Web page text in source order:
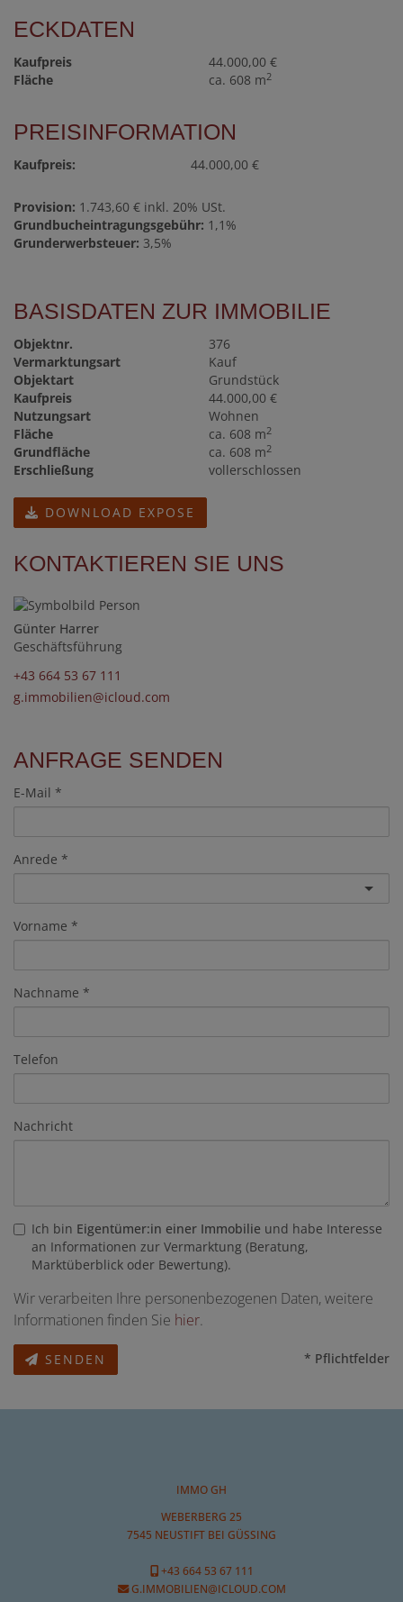
ECKDATEN
Kaufpreis
44.000,00 €
Fläche
ca. 608 m2
PREISINFORMATION
Kaufpreis: 44.000,00 €
Provision: 1.743,60 € inkl. 20% USt.
Grundbucheintragungsgebühr: 1,1%
Grunderwerbsteuer: 3,5%
BASISDATEN ZUR IMMOBILIE
Objektnr.
376
Vermarktungsart
Kauf
Objektart
Grundstück
Kaufpreis
44.000,00 €
Nutzungsart
Wohnen
Fläche
ca. 608 m2
Grundfläche ca. 608 m2
Erschließung vollerschlossen
DOWNLOAD EXPOSE
KONTAKTIEREN SIE UNS
Günter Harrer
Geschäftsführung
+43 664 53 67 111
g.immobilien@icloud.com
ANFRAGE SENDEN
E-Mail
Anrede
Vorname
Nachname
Telefon
Nachricht
Ich bin Eigentümer:in einer Immobilie und habe Interesse
an Informationen zur Vermarktung (Beratung,
Marktüberblick oder Bewertung).
Wir verarbeiten Ihre personenbezogenen Daten, weitere
Informationen finden Sie hier.
SENDEN * Pflichtfelder
IMMO GH
WEBERBERG 25
7545 NEUSTIFT BEI GÜSSING
+43 664 53 67 111
G.IMMOBILIEN@ICLOUD.COM